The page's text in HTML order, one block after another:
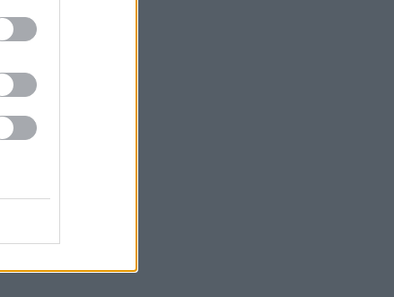
ΑΔΜΗΕ: Διατηρεί την τεχνική ηγεσία